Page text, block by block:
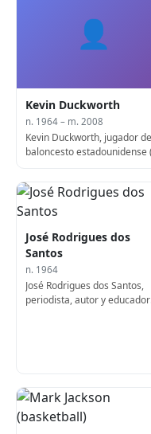
👤
Kevin Duckworth
n. 1964 – m. 2008
Kevin Duckworth, jugador de
baloncesto estadounidense
José Rodrigues dos
Santos
n. 1964
José Rodrigues dos Santos,
periodista, autor y educador